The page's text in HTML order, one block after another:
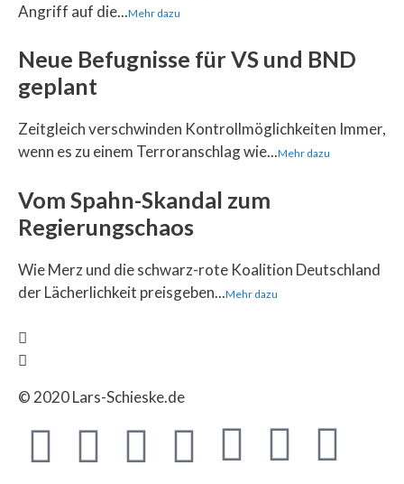
Angriff auf die...Mehr dazu
Neue Befugnisse für VS und BND
geplant
Zeitgleich verschwinden Kontrollmöglichkeiten Immer,
wenn es zu einem Terroranschlag wie...Mehr dazu
Vom Spahn-Skandal zum
Regierungschaos
Wie Merz und die schwarz-rote Koalition Deutschland
der Lächerlichkeit preisgeben...Mehr dazu
© 2020 Lars-Schieske.de